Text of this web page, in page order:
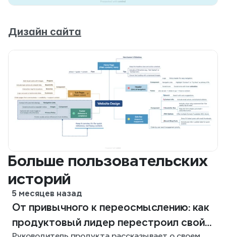
Дизайн сайта
Больше пользовательских
историй
5 месяцев назад
От привычного к переосмыслению: как
продуктовый лидер перестроил свой